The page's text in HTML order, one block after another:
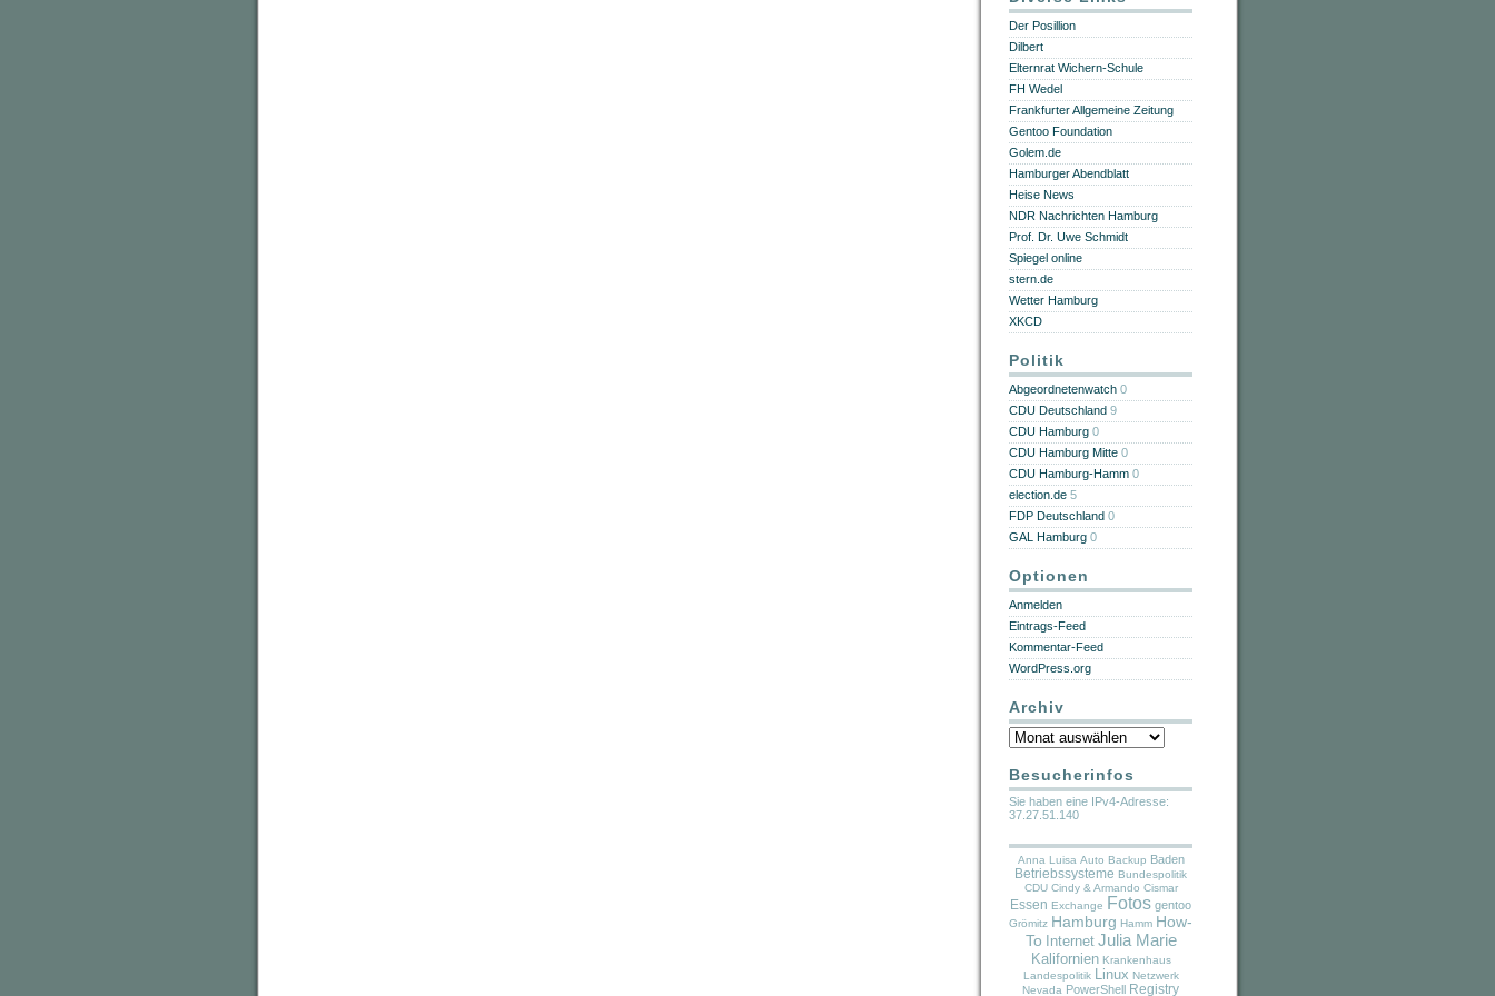
Der Posillion
Dilbert
Elternrat Wichern-Schule
FH Wedel
Frankfurter Allgemeine Zeitung
Gentoo Foundation
Golem.de
Hamburger Abendblatt
Heise News
NDR Nachrichten Hamburg
Prof. Dr. Uwe Schmidt
Spiegel online
stern.de
Wetter Hamburg
XKCD
Politik
Abgeordnetenwatch 0
CDU Deutschland 9
CDU Hamburg 0
CDU Hamburg Mitte 0
CDU Hamburg-Hamm 0
election.de 5
FDP Deutschland 0
GAL Hamburg 0
Optionen
Anmelden
Eintrags-Feed
Kommentar-Feed
WordPress.org
Archiv
Archiv
Besucherinfos
Sie haben eine IPv4-Adresse:
37.27.51.140
Anna Luisa Auto Backup Baden
Betriebssysteme Bundespolitik
CDU Cindy & Armando Cismar
Essen Exchange Fotos gentoo
Grömitz Hamburg Hamm How-
To Internet Julia Marie
Kalifornien Krankenhaus
Landespolitik Linux Netzwerk
Nevada PowerShell Registry